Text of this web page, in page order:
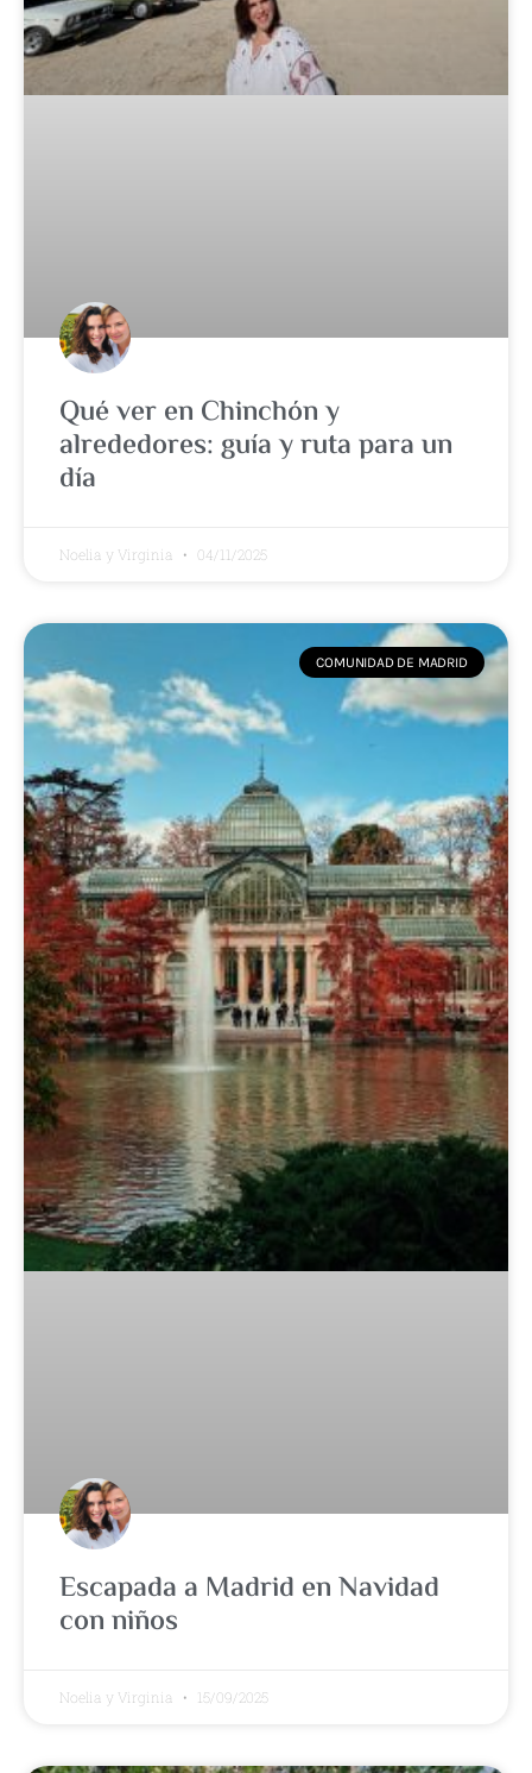
Qué ver en Chinchón y
alrededores: guía y ruta para un
día
Noelia y Virginia 04/11/2025
COMUNIDAD DE MADRID
Escapada a Madrid en Navidad
con niños
Noelia y Virginia 15/09/2025